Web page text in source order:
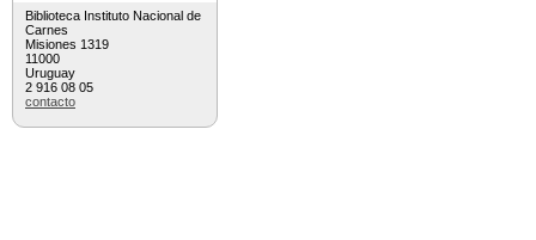
Biblioteca Instituto Nacional de
Carnes
Misiones 1319
11000
Uruguay
2 916 08 05
contacto